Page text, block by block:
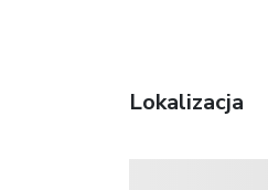
Lokalizacja